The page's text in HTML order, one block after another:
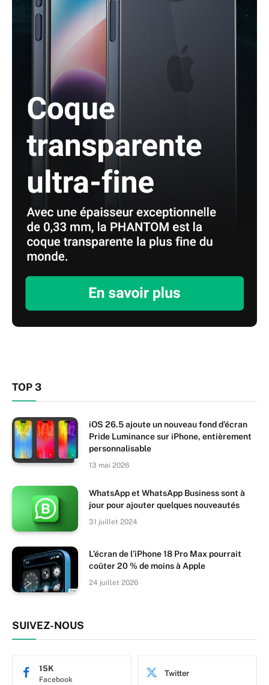
TOP 3
iOS 26.5 ajoute un nouveau fond d’écran
Pride Luminance sur iPhone, entièrement
personnalisable
13 mai 2026
WhatsApp et WhatsApp Business sont à
jour pour ajouter quelques nouveautés
31 juillet 2024
L’écran de l’iPhone 18 Pro Max pourrait
coûter 20 % de moins à Apple
24 juillet 2026
SUIVEZ-NOUS
Facebook
15K Twitter